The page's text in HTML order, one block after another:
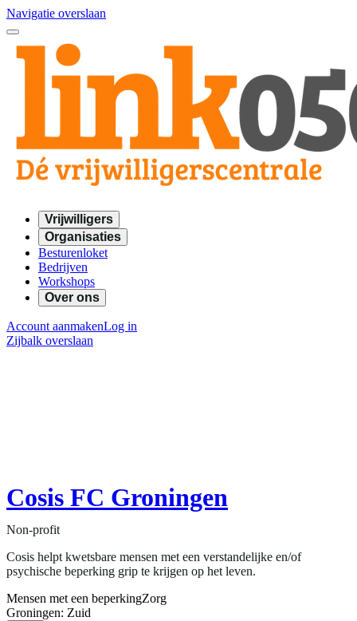
Navigatie overslaan
Vrijwilligers
Organisaties
Besturenloket
Bedrijven
Workshops
Over ons
Account aanmakenLog in
Zijbalk overslaan
Cosis FC Groningen
Non-profit
Cosis helpt kwetsbare mensen met een verstandelijke en/of
psychische beperking grip te krijgen op het leven.
Mensen met een beperkingZorg
Groningen: Zuid